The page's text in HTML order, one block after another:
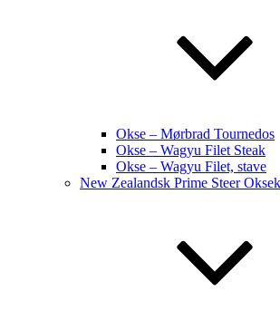
Okse – Mørbrad Tournedos
Okse – Wagyu Filet Steak
Okse – Wagyu Filet, stave
New Zealandsk Prime Steer